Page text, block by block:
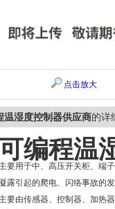
点击放大
温湿度控制器供应商的详
编程温
要用于中、高压开关柜、端
露引起的爬电、闪络事故的
要由传感器、控制器、加热